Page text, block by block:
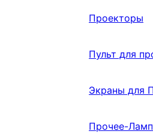
Проекторы
Пульт для
Экраны для
Прочее-